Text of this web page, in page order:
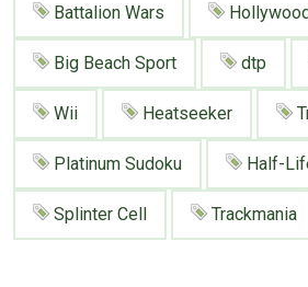
Battalion Wars
Big Beach Sport dtp
Wii Heatseeker
Platinum Sudoku Half-
Splinter Cell Trackmania